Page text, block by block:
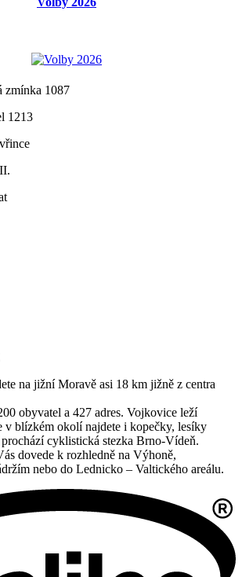
zmínka 1087
1213
na jižní Moravě asi 18 km jižně z centra
obyvatel a 427 adres. Vojkovice leží
v blízkém okolí najdete i kopečky, lesíky
cyklistická stezka Brno-Vídeň.
dovede k rozhledně na Výhoně,
nebo do Lednicko – Valtického areálu.